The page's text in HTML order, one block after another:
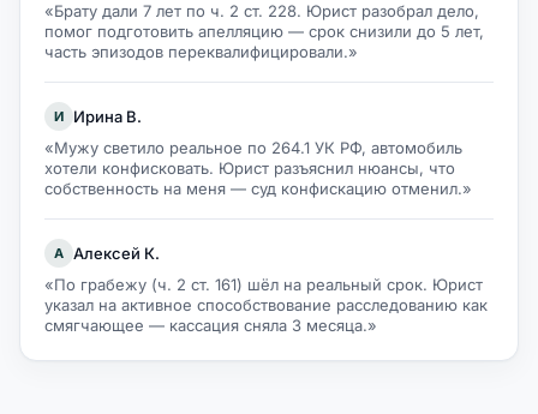
«Брату дали 7 лет по ч. 2 ст. 228. Юрист разобрал дело,
помог подготовить апелляцию — срок снизили до 5 лет,
часть эпизодов переквалифицировали.»
И
Ирина В.
«Мужу светило реальное по 264.1 УК РФ, автомобиль
хотели конфисковать. Юрист разъяснил нюансы, что
собственность на меня — суд конфискацию отменил.»
А Алексей К.
«По грабежу (ч. 2 ст. 161) шёл на реальный срок. Юрист
указал на активное способствование расследованию как
смягчающее — кассация сняла 3 месяца.»